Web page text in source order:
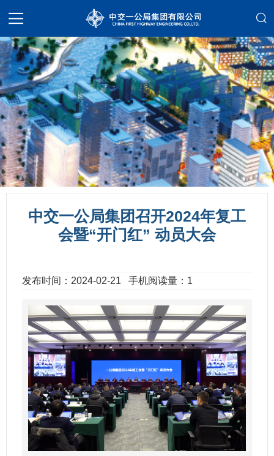
中交一公局集团召开2024年复工
会暨“开门红” 动员大会
发布时间：2024-02-21 手机阅读量：1